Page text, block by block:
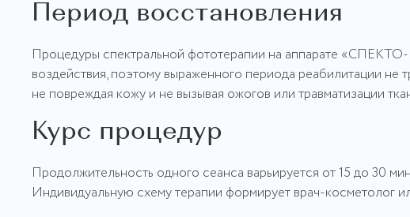
Период восстановления
Процедуры спектральной фототерапии на аппарате
воздействия, поэтому выраженного периода реабилитации
не повреждая кожу и не вызывая ожогов или травматизации
Курс процедур
Продолжительность одного сеанса варьируется от 15 до 30
Индивидуальную схему терапии формирует врач-косметолог